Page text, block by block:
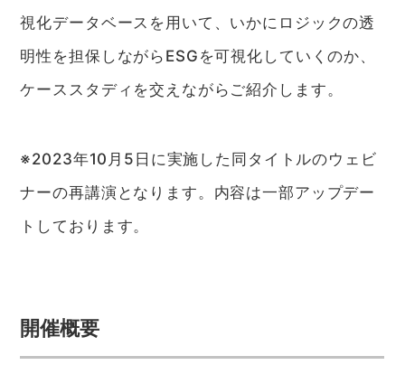
視化データベースを用いて、いかにロジックの透
明性を担保しながらESGを可視化していくのか、
ケーススタディを交えながらご紹介します。
※2023年10月5日に実施した同タイトルのウェビ
ナーの再講演となります。内容は一部アップデー
トしております。
開催概要